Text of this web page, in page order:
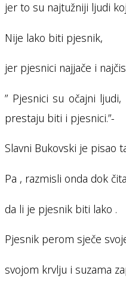
jer to su najtužniji ljudi
Nije lako biti pjesnik,
jer pjesnici najjače i
” Pjesnici su očajni
prestaju biti i pjesnici.”-
Slavni Bukovski je pisao
Pa , razmisli onda dok
da li je pjesnik biti lako .
Pjesnik perom sječe
svojom krvlju i suzama